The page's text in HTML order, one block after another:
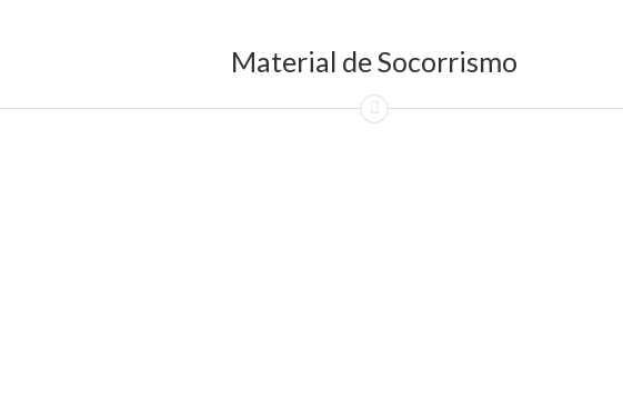
Material de Socorrismo